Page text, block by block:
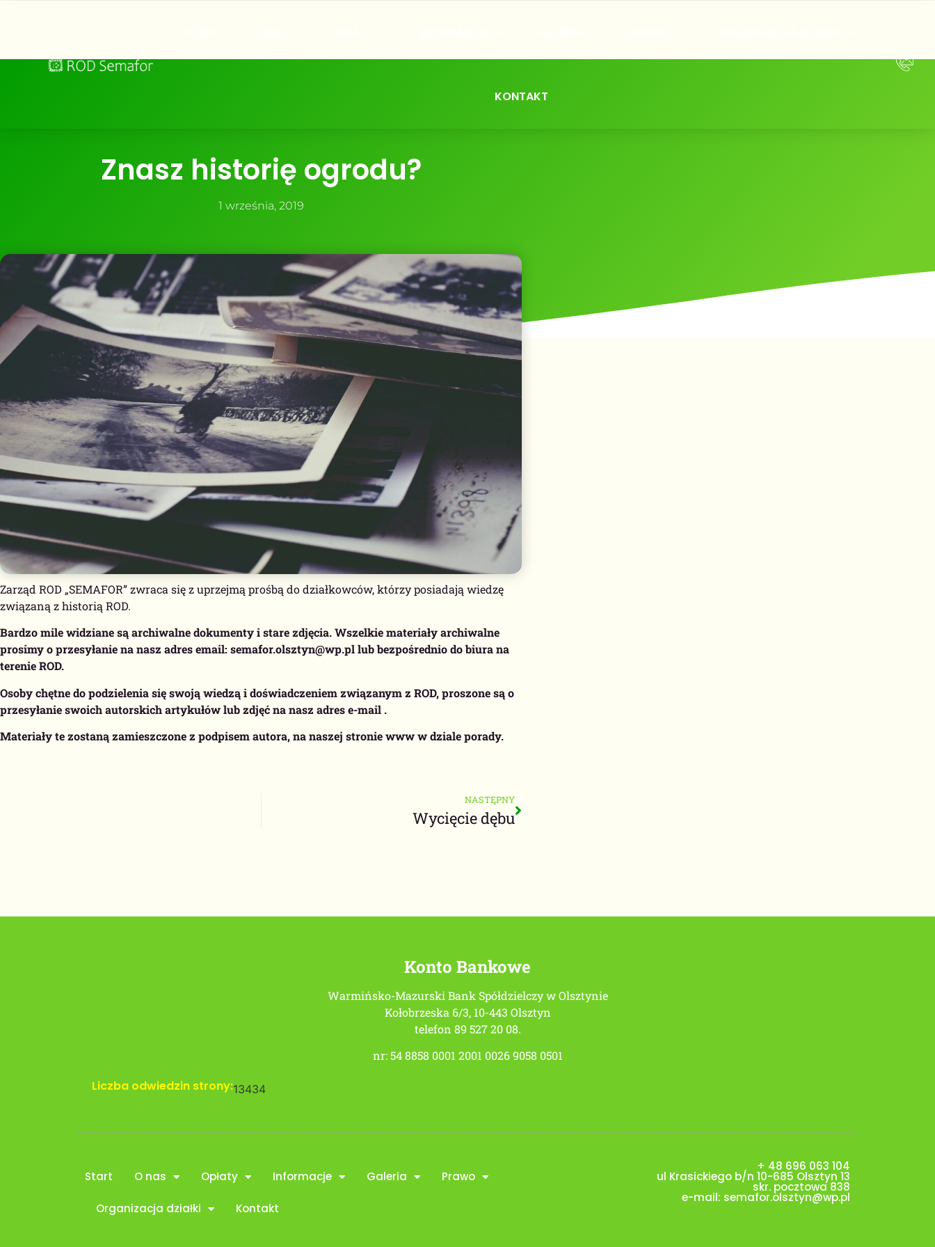
KONTAKT
Znasz historię ogrodu?
1 września, 2019
Zarząd ROD „SEMAFOR” zwraca się z uprzejmą prośbą do działkowców, którzy posiadają wiedzę
związaną z historią ROD.
Bardzo mile widziane są archiwalne dokumenty i stare zdjęcia. Wszelkie materiały archiwalne
prosimy o przesyłanie na nasz adres email: semafor.olsztyn@wp.pl lub bezpośrednio do biura na
terenie ROD.
Osoby chętne do podzielenia się swoją wiedzą i doświadczeniem związanym z ROD, proszone są o
przesyłanie swoich autorskich artykułów lub zdjęć na nasz adres e-mail .
Materiały te zostaną zamieszczone z podpisem autora, na naszej stronie www w dziale porady.
NASTĘPNY
Wycięcie dębu
Konto Bankowe
Warmińsko-Mazurski Bank Spółdzielczy w Olsztynie
Kołobrzeska 6/3, 10-443 Olsztyn
telefon 89 527 20 08.
nr: 54 8858 0001 2001 0026 9058 0501
Liczba odwiedzin strony:13434
Start O nas Opłaty Informacje Galeria Prawo
Organizacja działki Kontakt
+ 48 696 063 104
ul Krasickiego b/n 10-685 Olsztyn 13
skr. pocztowa 838
e-mail: semafor.olsztyn@wp.pl